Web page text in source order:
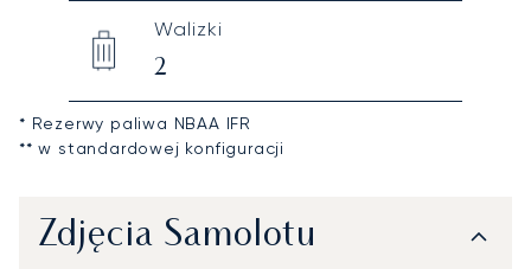
Walizki
2
* Rezerwy paliwa NBAA IFR
** w standardowej konfiguracji
Zdjęcia Samolotu